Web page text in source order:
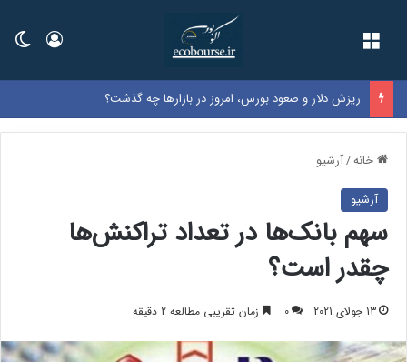
ورود
ریزش دلار و صعود بورس، امروز در بازارها چه گذشت؟
خانه/آرشیو
آرشیو
سهم بانک‌ها در تعداد تراکنش‌ها
چقدر است؟
13 جولای 2021 0 زمان تقریبی مطالعه 2 دقیقه